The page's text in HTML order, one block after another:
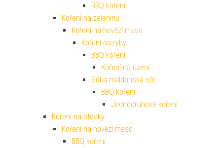
BBQ koření
Koření na zeleninu
Koření na hovězí maso
Koření na ryby
BBQ koření
Koření na uzení
Sůl a maldonská sůl
BBQ koření
Jednodruhové koření
Koření na steaky
Koření na hovězí maso
BBQ koření